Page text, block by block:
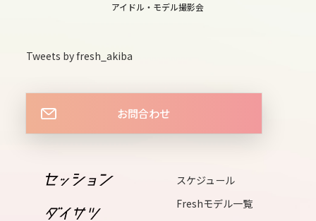
fri
13
sat
sun
アイドル・モデル撮影会
Tweets by fresh_akiba
お問合わせ
スケジュール
Freshモデル一覧